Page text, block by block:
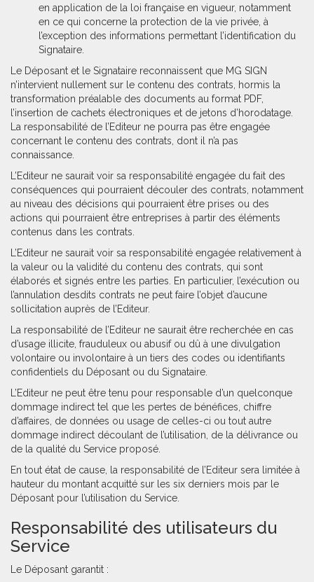
en application de la loi française en vigueur, notamment
en ce qui concerne la protection de la vie privée, à
l’exception des informations permettant l’identification du
Signataire.
Le Déposant et le Signataire reconnaissent que MG SIGN
n’intervient nullement sur le contenu des contrats, hormis la
transformation préalable des documents au format PDF,
l’insertion de cachets électroniques et de jetons d’horodatage.
La responsabilité de l’Editeur ne pourra pas être engagée
concernant le contenu des contrats, dont il n’a pas
connaissance.
L’Editeur ne saurait voir sa responsabilité engagée du fait des
conséquences qui pourraient découler des contrats, notamment
au niveau des décisions qui pourraient être prises ou des
actions qui pourraient être entreprises à partir des éléments
contenus dans les contrats.
L’Editeur ne saurait voir sa responsabilité engagée relativement à
la valeur ou la validité du contenu des contrats, qui sont
élaborés et signés entre les parties. En particulier, l’exécution ou
l’annulation desdits contrats ne peut faire l’objet d’aucune
sollicitation auprès de l’Editeur.
La responsabilité de l’Editeur ne saurait être recherchée en cas
d’usage illicite, frauduleux ou abusif ou dû à une divulgation
volontaire ou involontaire à un tiers des codes ou identifiants
confidentiels du Déposant ou du Signataire.
L’Editeur ne peut être tenu pour responsable d’un quelconque
dommage indirect tel que les pertes de bénéfices, chiffre
d’affaires, de données ou usage de celles-ci ou tout autre
dommage indirect découlant de l’utilisation, de la délivrance ou
de la qualité du Service proposé.
En tout état de cause, la responsabilité de l’Editeur sera limitée à
hauteur du montant acquitté sur les six derniers mois par le
Déposant pour l’utilisation du Service.
Responsabilité des utilisateurs du
Service
Le Déposant garantit :